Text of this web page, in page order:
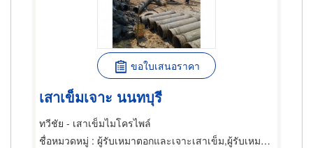
ขอใบเสนอราคา
เสาเข็มเจาะ นนทบุรี
ทวีชัย - เสาเข็มไมโครไพล์
ชื่อหมวดหมู่ : ผู้รับเหมาตอกและเจาะเสาเข็ม,ผู้รับเหมาตอกและเจาะเสาเข็ม,การตอกเสาเข็ม